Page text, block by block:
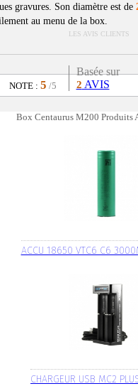
gravures. Son diamètre est de
au menu de la box.
LES AVIS CLIENTS
NOTE : 5 /5
Basée sur
2 AVIS
Box Centaurus M200 Produits
ACCU 18650 VTC6 C6
CHARGEUR USB MC2